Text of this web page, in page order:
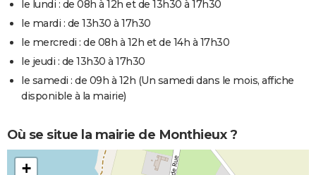
le lundi : de 08h à 12h et de 13h30 à 17h30
le mardi : de 13h30 à 17h30
le mercredi : de 08h à 12h et de 14h à 17h30
le jeudi : de 13h30 à 17h30
le samedi : de 09h à 12h (Un samedi dans le mois, affiche
disponible à la mairie)
Où se situe la mairie de Monthieux ?
+